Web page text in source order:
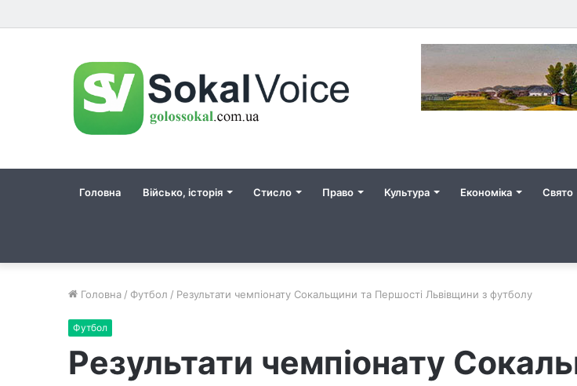
Головна Військо, історія Стисло Право Культура Економіка Свято
Головна / Футбол / Результати чемпіонату Сокальщини та Першості Львівщини з футболу
Футбол
Результати чемпіонату